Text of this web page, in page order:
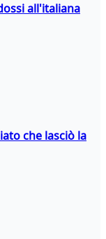
all'italiana
che lasciò la